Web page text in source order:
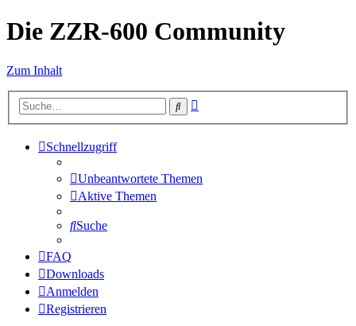
Die ZZR-600 Community
Zum Inhalt
Suche
Schnellzugriff
Unbeantwortete Themen
Aktive Themen
Suche
FAQ
Downloads
Anmelden
Registrieren